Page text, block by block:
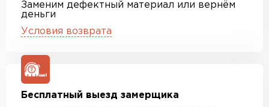
Заменим дефектный материал или вернём
деньги
Условия возврата
Бесплатный выезд замерщика